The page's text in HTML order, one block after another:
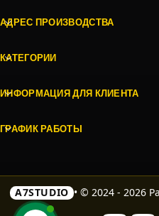
АДРЕС ПРОИЗВОДСТВА
КАТЕГОРИИ
ИНФОРМАЦИЯ ДЛЯ КЛИЕНТА
ГРАФИК РАБОТЫ
A7STUDIO • © 2024 - 2026